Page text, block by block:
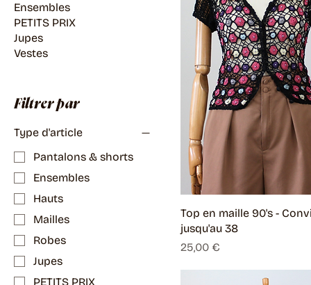
Ensembles
PETITS PRIX
Jupes
Vestes
Filtrer par
Type d'article
Pantalons & shorts
Ensembles
Hauts
Mailles
Robes
Jupes
PETITS PRIX
Top en maille 90's -
jusqu'au 38
Prix
25,00 €